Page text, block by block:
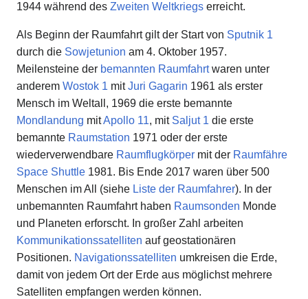
1944 während des Zweiten Weltkriegs erreicht.
Als Beginn der Raumfahrt gilt der Start von Sputnik 1
durch die Sowjetunion am 4. Oktober 1957.
Meilensteine der bemannten Raumfahrtwaren unter
anderem Wostok 1 mitJuri Gagarin 1961 als erster
Mensch im Weltall, 1969 die erste bemannte
Mondlandung mitApollo 11, mit Saljut 1 die erste
bemannte Raumstation 1971 oder der erste
wiederverwendbare Raumflugkörper mit der Raumfähre
Space Shuttle 1981. Bis Ende 2017 waren über 500
Menschen im All (siehe Liste der Raumfahrer). In der
unbemannten Raumfahrt haben Raumsonden Monde
und Planeten erforscht. In großer Zahl arbeiten
Kommunikationssatelliten auf geostationären
Positionen. Navigationssatelliten umkreisen die Erde,
damit von jedem Ort der Erde aus möglichst mehrere
Satelliten empfangen werden können.